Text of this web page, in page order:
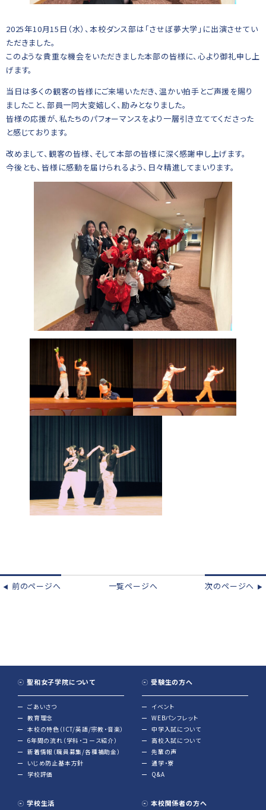
2025年10月15日（水）、本校ダンス部は「させぼ夢大学」に出演させてい
ただきました。
このような貴重な機会をいただきました本部の皆様に、心より御礼申し上
げます。
当日は多くの観客の皆様にご来場いただき、温かい拍手とご声援を賜り
ましたこと、部員一同大変嬉しく、励みとなりました。
皆様の応援が、私たちのパフォーマンスをより一層引き立ててくださった
と感じております。
改めまして、観客の皆様、そして本部の皆様に深く感謝申し上げます。
今後とも、皆様に感動を届けられるよう、日々精進してまいります。
◀︎ 前のページへ 一覧ページへ 次のページへ ▶︎
聖和女子学院について
ごあいさつ
教育理念
本校の特色（ICT/英語/宗教・音楽）
6年間の流れ（学科・コース紹介）
新着情報（職員募集/各種補助金）
いじめ防止基本方針
学校評価
学校生活
受験生の方へ
イベント
WEBパンフレット
中学入試について
高校入試について
先輩の声
通学・寮
Q&A
本校関係者の方へ